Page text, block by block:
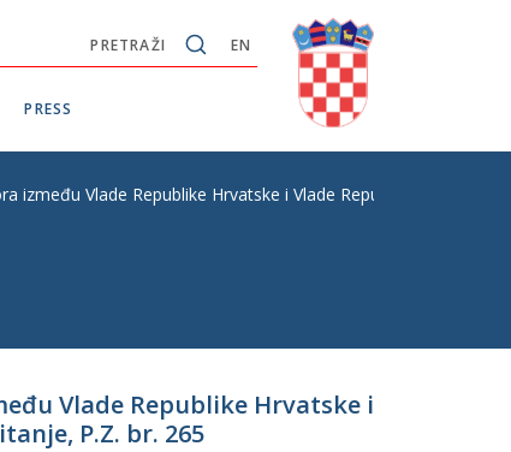
EN
PRETRAŽI
PRESS
Vlade Republike Hrvatske i Vlade Republike Moldove
Vlade Republike Hrvatske i
P.Z. br. 265